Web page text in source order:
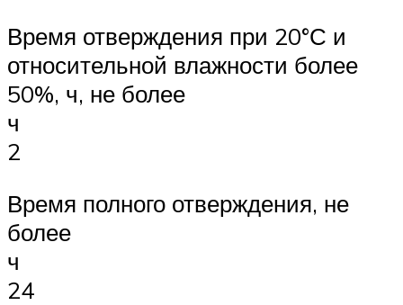
Время отверждения при 20°С и
относительной влажности более
50%, ч, не более
ч
2
Время полного отверждения, не
более
ч
24